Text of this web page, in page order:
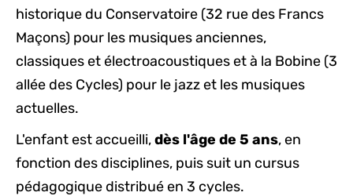
historique du Conservatoire (32 rue des Francs
Maçons) pour les musiques anciennes,
classiques et électroacoustiques et à la Bobine (3
allée des Cycles) pour le jazz et les musiques
actuelles.
L'enfant est accueilli,dès l'âge de 5 ans, en
fonction des disciplines, puis suit un cursus
pédagogique distribué en 3 cycles.